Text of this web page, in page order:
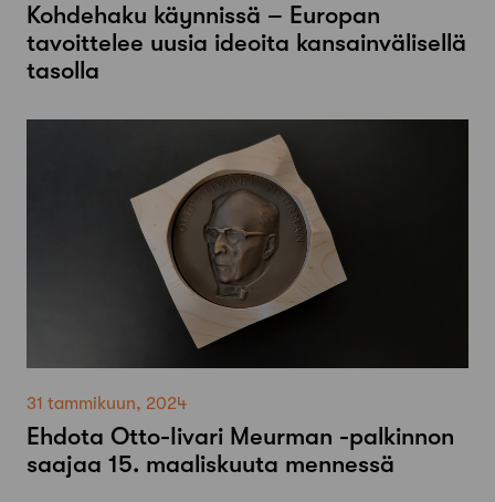
Kohdehaku käynnissä – Europan
tavoittelee uusia ideoita kansainvälisellä
tasolla
31 tammikuun, 2024
Ehdota Otto-Iivari Meurman -palkinnon
saajaa 15. maaliskuuta mennessä